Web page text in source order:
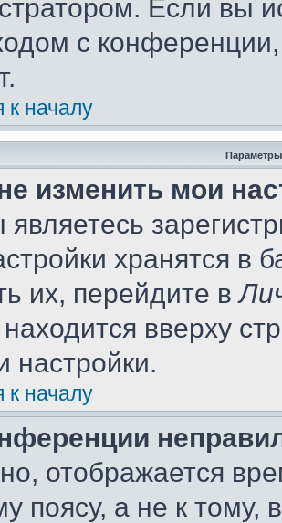
Если вы
с
к началу
Параметры
изменить мои
являетесь
хранятся в
их, перейдите в
вверху
настройки.
к началу
отображается
поясу, а не к тому,